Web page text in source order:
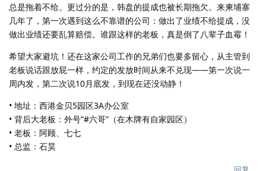
总是拖着不给。更过分的是，韩盘的提成也被长期拖欠。来柬埔寨
几年了，第一次遇到这么不靠谱的公司：做出了业绩不给提成，没
做出业绩还要乱算赔偿。谁跟这样的老板，真是倒了八辈子血霉！
希望大家避坑！还在这家公司工作的兄弟们也要多留心，从主管到
老板说话跟放屁一样，约定的发放时间从来不兑现——第一次说一
周内发，第二次说10月底发，到现在还没动静！
• 地址：西港金贝5园区3A办公室
• 背后大老板：外号“#六哥”（在木牌有自家园区）
• 老板：阿顾、七七
• 总监：石昊